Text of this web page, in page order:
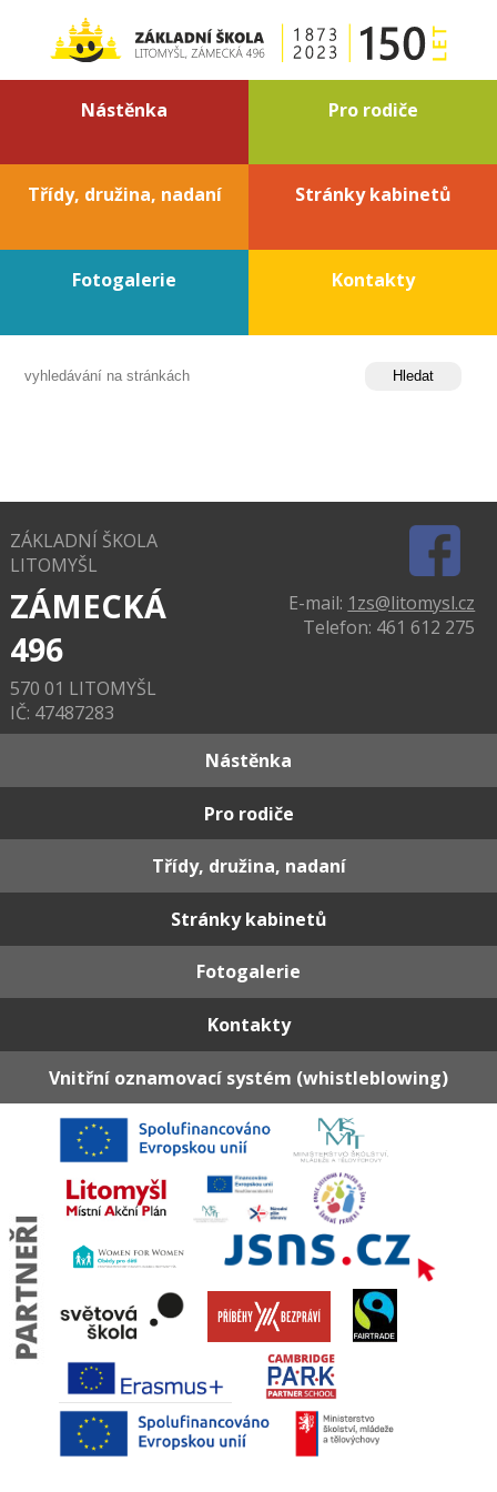
Nástěnka Pro rodiče
Třídy, družina, nadaní Stránky kabinetů
Fotogalerie Kontakty
ZÁKLADNÍ ŠKOLA
LITOMYŠL
ZÁMECKÁ
496
570 01 LITOMYŠL
IČ: 47487283
E-mail: 1zs@litomysl.cz
Telefon: 461 612 275
Nástěnka
Pro rodiče
Třídy, družina, nadaní
Stránky kabinetů
Fotogalerie
Kontakty
Vnitřní oznamovací systém (whistleblowing)